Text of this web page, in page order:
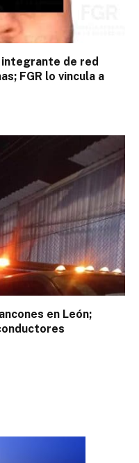
integrante de red
FGR lo vincula a
en León;